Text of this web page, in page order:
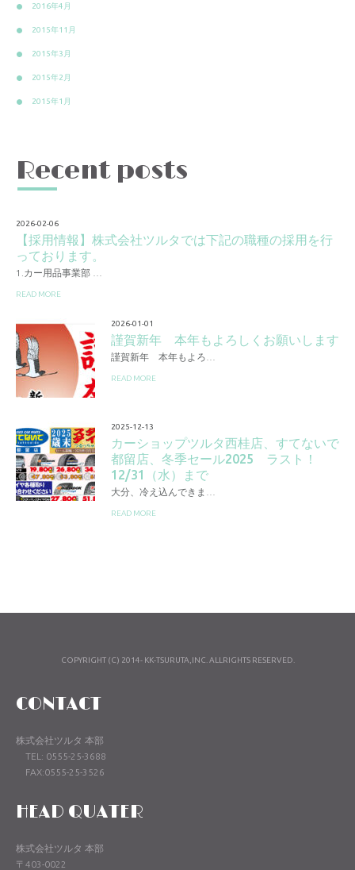
2016年4月
2015年11月
2015年3月
2015年2月
2015年1月
Recent posts
2026-02-06
【採用情報】株式会社ツルタでは下記の職種の採用を行
っております。
1.カー用品事業部 …
READ MORE
2026-01-01
謹賀新年 本年もよろしくお願いします
謹賀新年 本年もよろ…
READ MORE
2025-12-13
カーショップツルタ西桂店、すてないで
都留店、冬季セール2025 ラスト！
12/31（水）まで
大分、冷え込んできま…
READ MORE
COPYRIGHT (C) 2014- KK-TSURUTA,INC. ALLRIGHTS RESERVED.
CONTACT
株式会社ツルタ 本部
TEL: 0555-25-3688
FAX:0555-25-3526
HEAD QUATER
株式会社ツルタ 本部
〒403-0022